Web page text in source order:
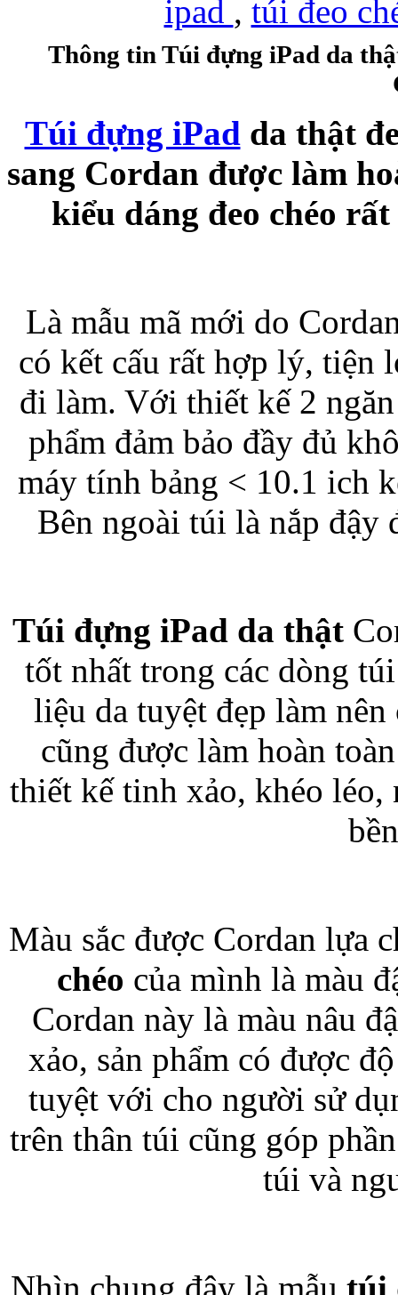
Ốp lưng Sony
Bao da samsung
Ốp lưng iPhone
Túi đựng iPad
Túi đựng iPad
Túi đựng
Bao da Samsung
ipad , túi đeo
Thông tin Túi đựng iPad da
Túi đựng iPad da thật
sang Cordan được làm
kiểu dáng đeo chéo
Là mẫu mã mới do
có kết cấu rất hợp lý, tiện
đi làm. Với thiết kế 2
phẩm đảm bảo đầy đủ
máy tính bảng < 10.1 ich
Bên ngoài túi là nắp đậy
Túi đựng iPad da thật
tốt nhất trong các dòng
liệu da tuyệt đẹp làm
cũng được làm hoàn
thiết kế tinh xảo, khéo léo,
Màu sắc được Cordan lựa
chéo của mình là màu
Cordan này là màu nâu
xảo, sản phẩm có được
tuyệt với cho người sử
trên thân túi cũng góp
túi và